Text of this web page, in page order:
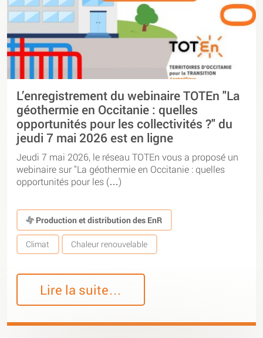
L’enregistrement du webinaire TOTEn "La
géothermie en Occitanie : quelles
opportunités pour les collectivités ?" du
jeudi 7 mai 2026 est en ligne
Jeudi 7 mai 2026, le réseau TOTEn vous a proposé un
webinaire sur "La géothermie en Occitanie : quelles
opportunités pour les (…)
Production et distribution des EnR
Climat Chaleur renouvelable
Lire la suite…